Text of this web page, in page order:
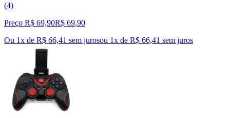
(4)
Preço R$ 69,90R$ 69,90
Ou 1x de R$ 66,41 sem jurosou 1x de R$ 66,41 sem juros